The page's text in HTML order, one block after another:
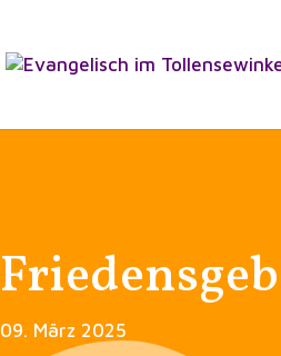
09. März 2025